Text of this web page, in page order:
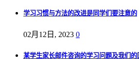
学习习惯与方法的改进是同学们要注意的
02月12日, 2023 0
某学生家长邮件咨询的学习问题及我们的